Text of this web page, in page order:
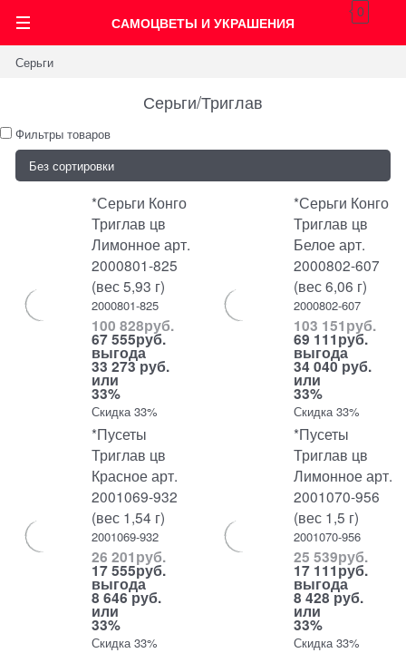
САМОЦВЕТЫ И УКРАШЕНИЯ
0
Серьги
Серьги/Триглав
Фильтры товаров
*Серьги Конго
Триглав цв
Лимонное арт.
2000801-825
(вес 5,93 г)
2000801-825
100 828руб.
67 555руб.
выгода
33 273 руб.
или
33%
Скидка 33%
*Серьги Конго
Триглав цв
Белое арт.
2000802-607
(вес 6,06 г)
2000802-607
103 151руб.
69 111руб.
выгода
34 040 руб.
или
33%
Скидка 33%
*Пусеты
Триглав цв
Красное арт.
2001069-932
(вес 1,54 г)
2001069-932
26 201руб.
17 555руб.
выгода
8 646 руб.
или
33%
Скидка 33%
*Пусеты
Триглав цв
Лимонное арт.
2001070-956
(вес 1,5 г)
2001070-956
25 539руб.
17 111руб.
выгода
8 428 руб.
или
33%
Скидка 33%